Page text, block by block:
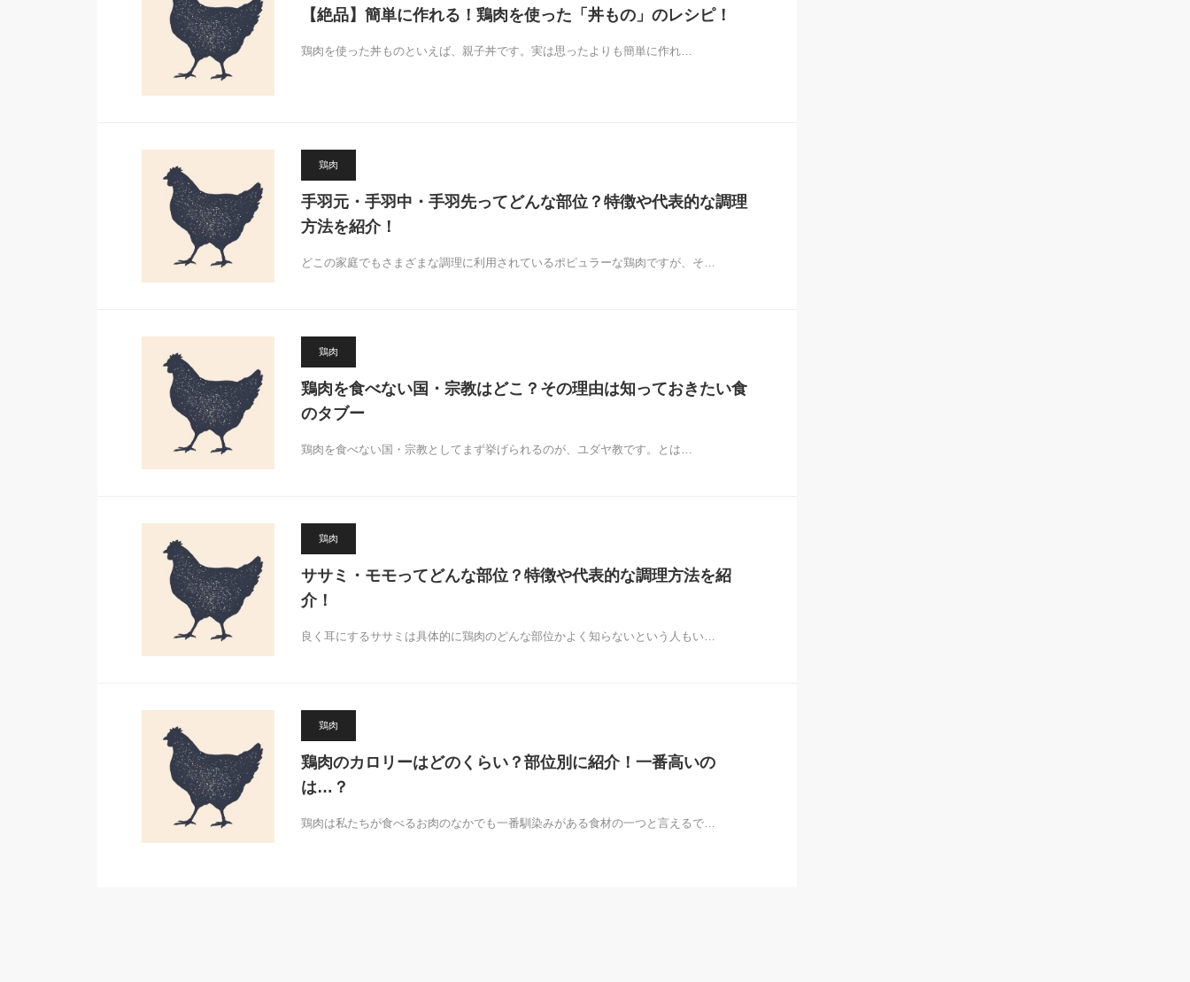
【絶品】簡単に作れる！鶏肉を使った「丼もの」のレシピ！
鶏肉を使った丼ものといえば、親子丼です。実は思ったよりも簡単に作れ…
鶏肉
手羽元・手羽中・手羽先ってどんな部位？特徴や代表的な調理
方法を紹介！
どこの家庭でもさまざまな調理に利用されているポピュラーな鶏肉ですが、そ…
鶏肉
鶏肉を食べない国・宗教はどこ？その理由は知っておきたい食
のタブー
鶏肉を食べない国・宗教としてまず挙げられるのが、ユダヤ教です。とは…
鶏肉
ササミ・モモってどんな部位？特徴や代表的な調理方法を紹
介！
良く耳にするササミは具体的に鶏肉のどんな部位かよく知らないという人もい…
鶏肉
鶏肉のカロリーはどのくらい？部位別に紹介！一番高いの
は…？
鶏肉は私たちが食べるお肉のなかでも一番馴染みがある食材の一つと言えるで…